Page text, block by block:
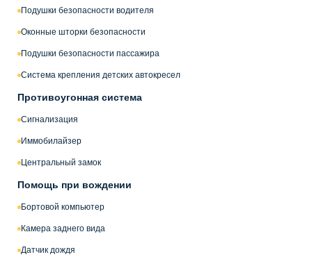
Подушки безопасности водителя
Оконные шторки безопасности
Подушки безопасности пассажира
Система крепления детских автокресел
Противоугонная система
Сигнализация
Иммобилайзер
Центральный замок
Помощь при вождении
Бортовой компьютер
Камера заднего вида
Датчик дождя